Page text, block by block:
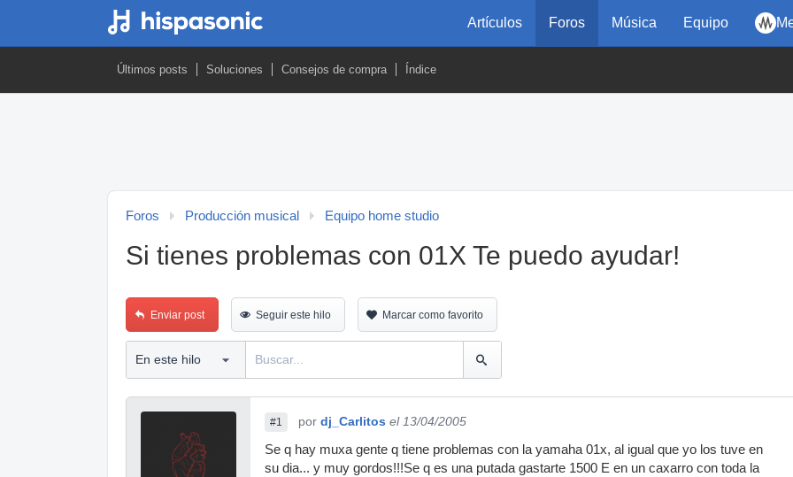
Artículos Foros Música Equipo
Últimos posts Soluciones Consejos de compra Índice
Foros Producción musical Equipo home studio
Si tienes problemas con 01X Te puedo ayudar!
Enviar post Seguir este hilo Marcar como favorito
#1 por dj_Carlitos el 13/04/2005
Se q hay muxa gente q tiene problemas con la yamaha 01x, al igual que yo los tuve en
su dia... y muy gordos!!!Se q es una putada gastarte 1500 E en un caxarro con toda la